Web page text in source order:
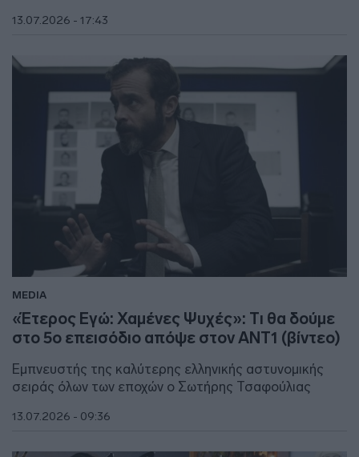
13.07.2026 - 17:43
MEDIA
«Έτερος Εγώ: Χαμένες Ψυχές»: Tι θα δούμε
στο 5ο επεισόδιο απόψε στον ANT1 (βίντεο)
Εμπνευστής της καλύτερης ελληνικής αστυνομικής
σειράς όλων των εποχών ο Σωτήρης Τσαφούλιας
13.07.2026 - 09:36